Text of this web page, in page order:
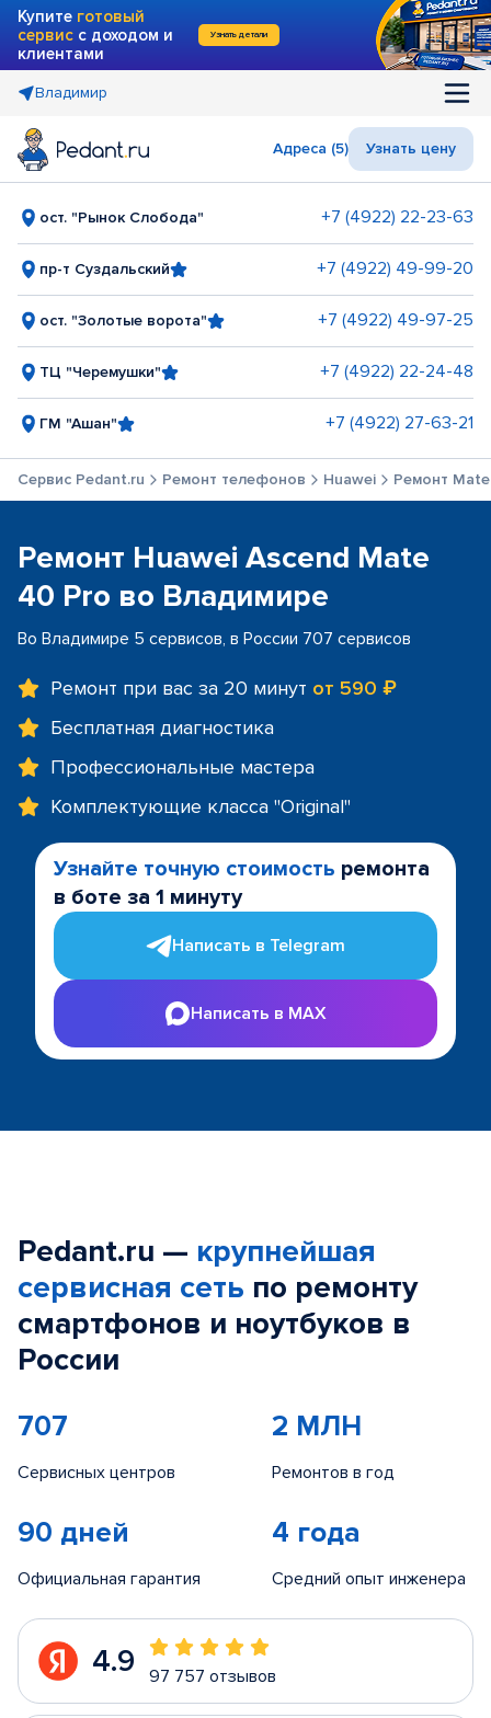
Купите готовый
сервис с доходом и
клиентами
Узнать детали
Владимир
Адреса (5) Узнать цену
ост. "Рынок Слобода" +7 (4922) 22-23-63
пр-т Суздальский +7 (4922) 49-99-20
ост. "Золотые ворота" +7 (4922) 49-97-25
ТЦ "Черемушки" +7 (4922) 22-24-48
ГМ "Ашан" +7 (4922) 27-63-21
Сервис Pedant.ru Ремонт телефонов Huawei Ремонт
Ремонт Huawei Ascend Mate
40 Pro во Владимире
Во Владимире 5 сервисов, в России 707 сервисов
Ремонт при вас за 20 минут от 590 ₽
Бесплатная диагностика
Профессиональные мастера
Комплектующие класса "Original"
Узнайте точную стоимость ремонта
в боте за 1 минуту
Написать в Telegram
Написать в MAX
Pedant.ru — крупнейшая
сервисная сеть по ремонту
смартфонов и ноутбуков в
России
707
Сервисных центров
2 МЛН
Ремонтов в год
90 дней
Официальная гарантия
4 года
Средний опыт инженера
4.9 97 757 отзывов